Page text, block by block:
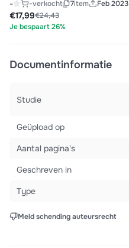
- -verkocht 7item
Feb 2023
€24,43
€17,99
Je bespaart 26%
Documentinformatie
Studie
Geüpload op
Aantal pagina's
Geschreven in
Type
Meld schending auteursrecht